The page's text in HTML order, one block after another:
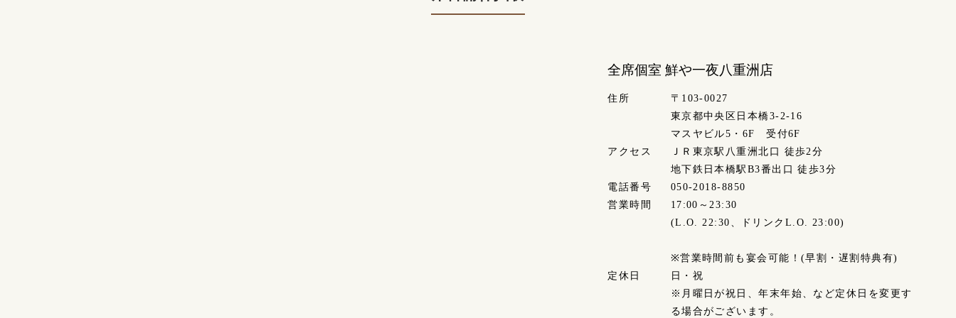
全席個室 鮮や一夜八重洲店
住所
〒103-0027
東京都中央区日本橋3-2-16
マスヤビル5・6F 受付6F
アクセス
ＪＲ東京駅八重洲北口 徒歩2分
地下鉄日本橋駅B3番出口 徒歩3分
電話番号
050-2018-8850
営業時間
17:00～23:30
(L.O. 22:30、ドリンクL.O. 23:00)
※営業時間前も宴会可能！(早割・遅割特典有)
定休日
日・祝
※月曜日が祝日、年末年始、など定休日を変更す
る場合がございます。